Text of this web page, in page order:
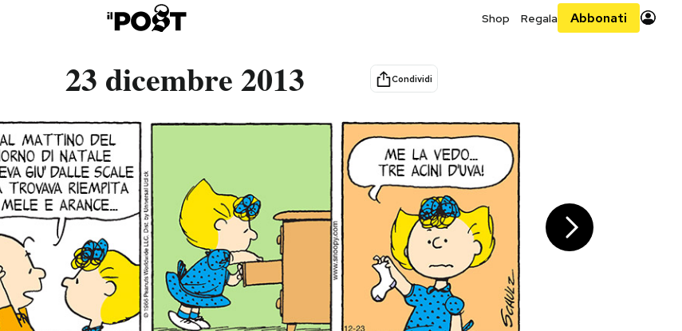
Shop Regala Abbonati
23 dicembre 2013 Condividi